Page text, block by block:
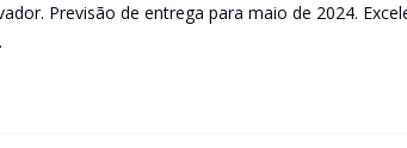
Previsão de entrega para maio de 2024.